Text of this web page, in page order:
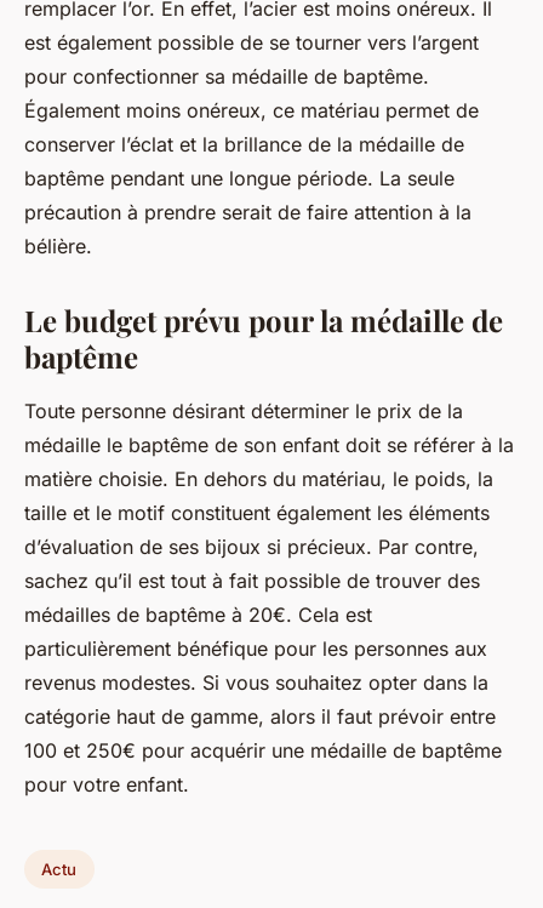
remplacer l’or. En effet, l’acier est moins onéreux. Il
est également possible de se tourner vers l’argent
pour confectionner sa médaille de baptême.
Également moins onéreux, ce matériau permet de
conserver l’éclat et la brillance de la médaille de
baptême pendant une longue période. La seule
précaution à prendre serait de faire attention à la
bélière.
Le budget prévu pour la médaille de
baptême
Toute personne désirant déterminer le prix de la
médaille le baptême de son enfant doit se référer à la
matière choisie. En dehors du matériau, le poids, la
taille et le motif constituent également les éléments
d’évaluation de ses bijoux si précieux. Par contre,
sachez qu’il est tout à fait possible de trouver des
médailles de baptême à 20€. Cela est
particulièrement bénéfique pour les personnes aux
revenus modestes. Si vous souhaitez opter dans la
catégorie haut de gamme, alors il faut prévoir entre
100 et 250€ pour acquérir une médaille de baptême
pour votre enfant.
Actu